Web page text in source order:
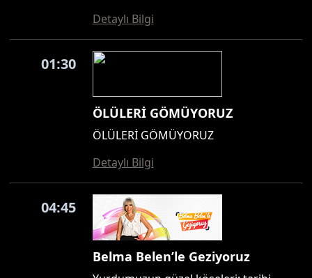
Detaylı Bilgi
01:30
ÖLÜLERİ GÖMÜYORUZ
ÖLÜLERİ GÖMÜYORUZ
Detaylı Bilgi
04:45
Belma Belen’le Geziyoruz